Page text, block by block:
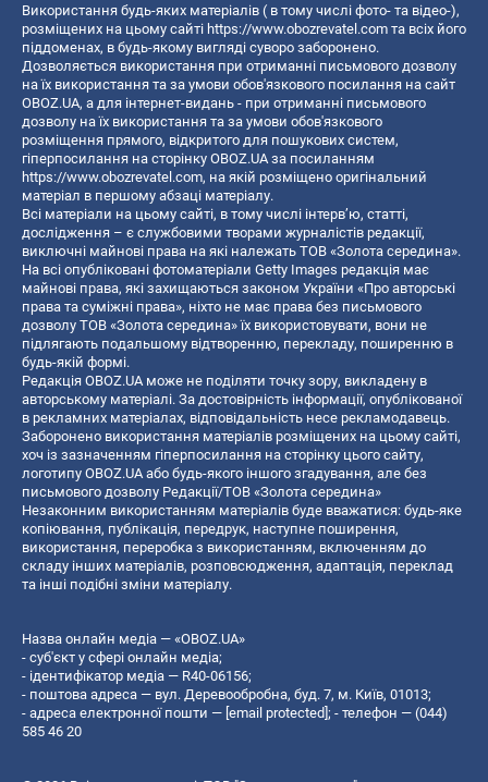
Використання будь-яких матеріалів ( в тому числі фото- та відео-),
розміщених на цьому сайті https://www.obozrevatel.com та всіх його
піддоменах, в будь-якому вигляді суворо заборонено.
Дозволяється використання при отриманні письмового дозволу
на їх використання та за умови обов'язкового посилання на сайт
OBOZ.UA, а для інтернет-видань - при отриманні письмового
дозволу на їх використання та за умови обов'язкового
розміщення прямого, відкритого для пошукових систем,
гіперпосилання на сторінку OBOZ.UA за посиланням
https://www.obozrevatel.com, на якій розміщено оригінальний
матеріал в першому абзаці матеріалу.
Всі матеріали на цьому сайті, в тому числі інтерв’ю, статті,
дослідження – є службовими творами журналістів редакції,
виключні майнові права на які належать ТОВ «Золота середина».
На всі опубліковані фотоматеріали Getty Images редакція має
майнові права, які захищаються законом України «Про авторські
права та суміжні права», ніхто не має права без письмового
дозволу ТОВ «Золота середина» їх використовувати, вони не
підлягають подальшому відтворенню, перекладу, поширенню в
будь-якій формі.
Редакція OBOZ.UA може не поділяти точку зору, викладену в
авторському матеріалі. За достовірність інформації, опублікованої
в рекламних матеріалах, відповідальність несе рекламодавець.
Заборонено використання матеріалів розміщених на цьому сайті,
хоч із зазначенням гіперпосилання на сторінку цього сайту,
логотипу OBOZ.UA або будь-якого іншого згадування, але без
письмового дозволу Редакції/ТОВ «Золота середина»
Незаконним використанням матеріалів буде вважатися: будь-яке
копiювання, публiкацiя, передрук, наступне поширення,
використання, переробка з використанням, включенням до
складу інших матеріалів, розповсюдження, адаптація, переклад
та інші подібні зміни матеріалу.
Назва онлайн медіа — «OBOZ.UA»
- суб'єкт у сфері онлайн медіа;
- ідентифікатор медіа — R40-06156;
- поштова адреса — вул. Деревообробна, буд. 7, м. Київ, 01013;
- адреса електронної пошти — [email protected]; - телефон — (044)
585 46 20